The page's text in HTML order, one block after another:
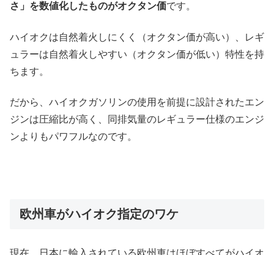
さ」を数値化したものがオクタン価です。
ハイオクは自然着火しにくく（オクタン価が高い）、レギ
ュラーは自然着火しやすい（オクタン価が低い）特性を持
ちます。
だから、ハイオクガソリンの使用を前提に設計されたエン
ジンは圧縮比が高く、同排気量のレギュラー仕様のエンジ
ンよりもパワフルなのです。
欧州車がハイオク指定のワケ
現在、日本に輸入されている欧州車はほぼすべてがハイオ